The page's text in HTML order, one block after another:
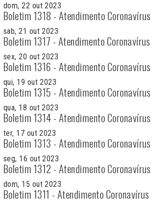
dom, 22 out 2023
Boletim 1318 - Atendimento Coronavírus
sab, 21 out 2023
Boletim 1317 - Atendimento Coronavírus
sex, 20 out 2023
Boletim 1316 - Atendimento Coronavírus
qui, 19 out 2023
Boletim 1315 - Atendimento Coronavírus
qua, 18 out 2023
Boletim 1314 - Atendimento Coronavírus
ter, 17 out 2023
Boletim 1313 - Atendimento Coronavírus
seg, 16 out 2023
Boletim 1312 - Atendimento Coronavírus
dom, 15 out 2023
Boletim 1311 - Atendimento Coronavírus